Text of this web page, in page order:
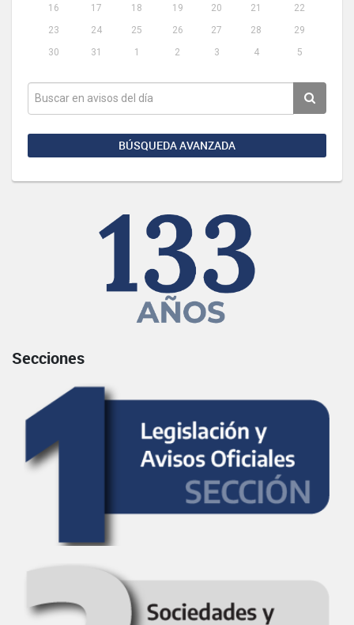
16
17 18 19 20 21
22
23
24 25 26 27 28
29
30
31 1 2 3 4 5
BÚSQUEDA AVANZADA
Secciones